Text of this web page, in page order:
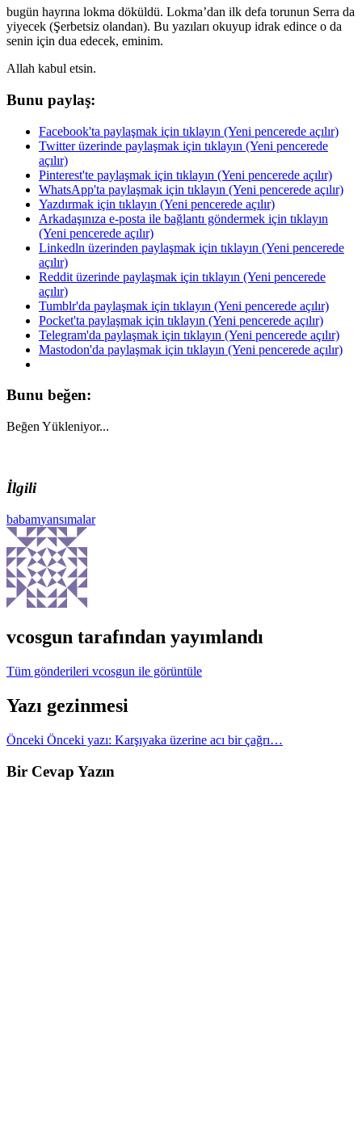
bugün hayrına lokma döküldü. Lokma’dan ilk defa torunun Serra da
yiyecek (Şerbetsiz olandan). Bu yazıları okuyup idrak edince o da
senin için dua edecek, eminim.
Allah kabul etsin.
Bunu paylaş:
Facebook'ta paylaşmak için tıklayın (Yeni pencerede açılır)
Twitter üzerinde paylaşmak için tıklayın (Yeni pencerede
açılır)
Pinterest'te paylaşmak için tıklayın (Yeni pencerede açılır)
WhatsApp'ta paylaşmak için tıklayın (Yeni pencerede açılır)
Yazdırmak için tıklayın (Yeni pencerede açılır)
Arkadaşınıza e-posta ile bağlantı göndermek için tıklayın
(Yeni pencerede açılır)
Linkedln üzerinden paylaşmak için tıklayın (Yeni pencerede
açılır)
Reddit üzerinde paylaşmak için tıklayın (Yeni pencerede
açılır)
Tumblr'da paylaşmak için tıklayın (Yeni pencerede açılır)
Pocket'ta paylaşmak için tıklayın (Yeni pencerede açılır)
Telegram'da paylaşmak için tıklayın (Yeni pencerede açılır)
Mastodon'da paylaşmak için tıklayın (Yeni pencerede açılır)
Bunu beğen:
Beğen Yükleniyor...
İlgili
babamyansımalar
vcosgun tarafından yayımlandı
Tüm gönderileri vcosgun ile görüntüle
Yazı gezinmesi
Önceki Önceki yazı: Karşıyaka üzerine acı bir çağrı…
Bir Cevap Yazın